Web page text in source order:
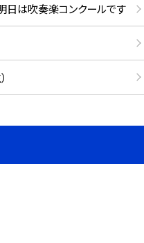
は吹奏楽コンクールです